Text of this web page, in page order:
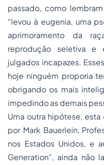
passado, como
“levou à eugenia, uma
aprimoramento da
reprodução seletiva e
julgados incapazes.
hoje ninguém proporia
obrigando os mais
impedindo as demais
Uma outra hipótese,
por Mark Bauerlein,
nos Estados Unidos, e
Generation”, ainda não